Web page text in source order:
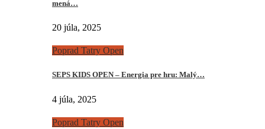
mená…
20 júla, 2025
Poprad Tatry Open
SEPS KIDS OPEN – Energia pre hru: Malý…
4 júla, 2025
Poprad Tatry Open